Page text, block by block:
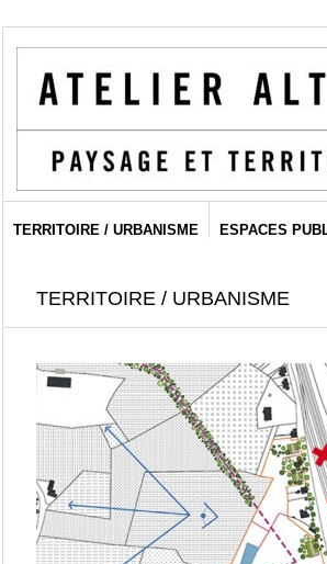
TERRITOIRE / URBANISME ESPACES
TERRITOIRE / URBANISME